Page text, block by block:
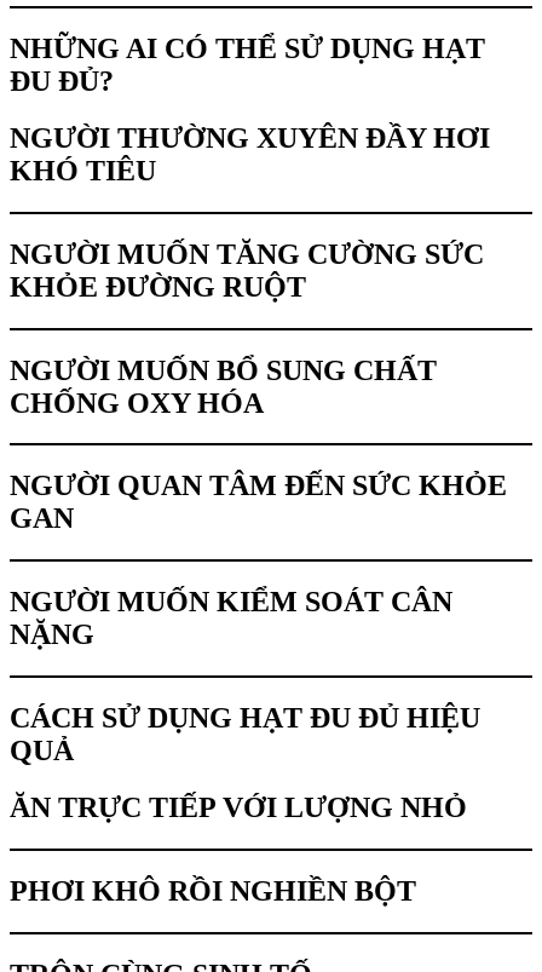
NHỮNG AI CÓ THỂ SỬ DỤNG HẠT
ĐU ĐỦ?
NGƯỜI THƯỜNG XUYÊN ĐẦY HƠI
KHÓ TIÊU
NGƯỜI MUỐN TĂNG CƯỜNG SỨC
KHỎE ĐƯỜNG RUỘT
NGƯỜI MUỐN BỔ SUNG CHẤT
CHỐNG OXY HÓA
NGƯỜI QUAN TÂM ĐẾN SỨC KHỎE
GAN
NGƯỜI MUỐN KIỂM SOÁT CÂN
NẶNG
CÁCH SỬ DỤNG HẠT ĐU ĐỦ HIỆU
QUẢ
ĂN TRỰC TIẾP VỚI LƯỢNG NHỎ
PHƠI KHÔ RỒI NGHIỀN BỘT